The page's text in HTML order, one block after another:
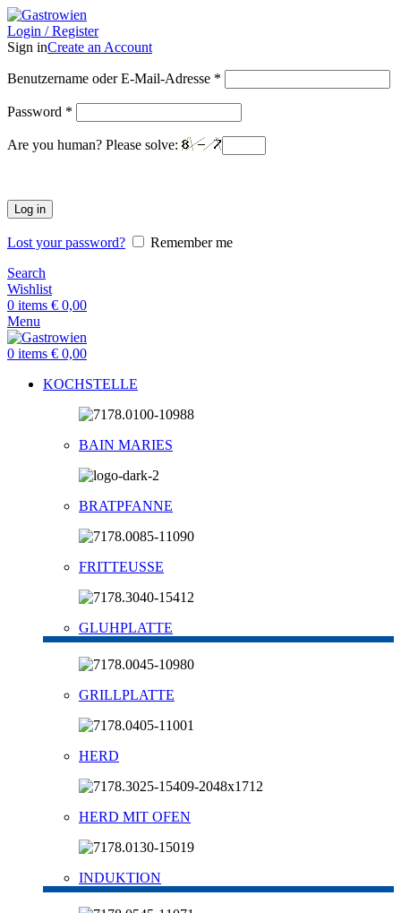
Login / Register
Sign inCreate an Account
Benutzername oder E-Mail-Adresse *
Password *
Are you human? Please solve:
Log in
Lost your password?
Remember me
Search
Wishlist
0 items € 0,00
Menu
0 items € 0,00
KOCHSTELLE
BAIN MARIES
BRATPFANNE
FRITTEUSSE
GLUHPLATTE
GRILLPLATTE
HERD
HERD MIT OFEN
INDUKTION